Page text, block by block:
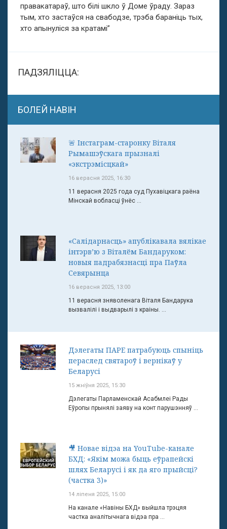
правакатараў, што білі шкло ў Доме ўраду. Зараз
тым, хто застаўся на свабодзе, трэба бараніць тых,
хто апынуліся за кратамі”
ПАДЗЯЛІЦЦА:
БОЛЕЙ НАВІН
🚨 Інстаграм-старонку Віталя
Рымашэўскага прызналі
«экстрэмісцкай»
16 верасня 2025, 16:30
11 верасня 2025 года суд Пухавіцкага раёна
Мінскай вобласці ўнёс ...
«Салідарнасць» апублікавала вялікае
інтэрв’ю з Віталём Бандаруком:
новыя падрабязнасці пра Паўла
Севярынца
16 верасня 2025, 13:00
11 верасня зняволенага Віталя Бандарука
вызвалілі і выдварылі з краіны. ...
Дэлегаты ПАРЕ патрабуюць спыніць
пераслед святароў і вернікаў у
Беларусі
15 жніўня 2025, 15:30
Дэлегаты Парламенскай Асабмлеі Рады
Еўропы прынялі заяву на конт парушэнняў ...
🎥 Новае відэа на YouTube-канале
БХД: «Якім можа быць еўрапейскі
шлях Беларусі і як да яго прыйсці?
(частка 3)»
14 ліпеня 2025, 15:00
На канале «Навіны БХД» выйшла трэцяя
частка аналітычнага відэа пра ...